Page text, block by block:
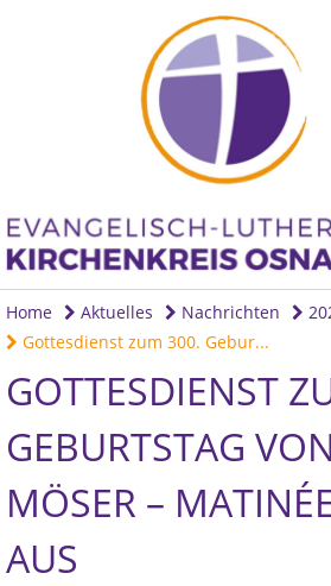
Home Aktuelles Nachrichten
Gottesdienst zum 300. Gebur...
GOTTESDIENST
GEBURTSTAG
MÖSER –
AUS